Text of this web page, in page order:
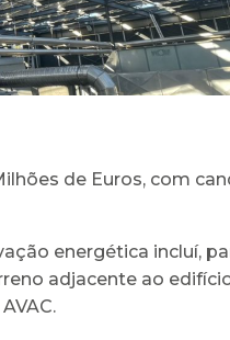
de Euros, com
energética incluí,
adjacente ao